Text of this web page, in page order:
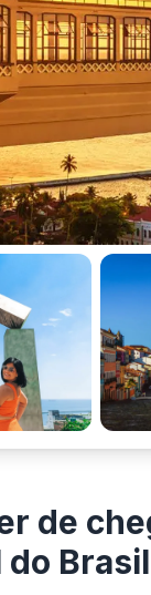
de
do Brasil